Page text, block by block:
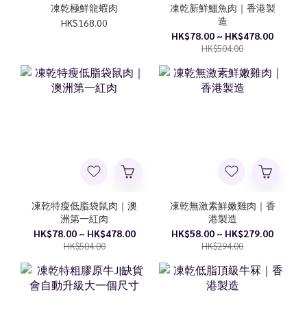
凍乾極鮮龍蝦肉
HK$168.00
凍乾新鮮鱷魚肉｜香港製
造
HK$78.00 ~ HK$478.00
HK$504.00
凍乾特瘦低脂袋鼠肉｜澳
洲第一紅肉
HK$78.00 ~ HK$478.00
HK$504.00
凍乾無激素鮮嫩雞肉｜香
港製造
HK$58.00 ~ HK$279.00
HK$294.00